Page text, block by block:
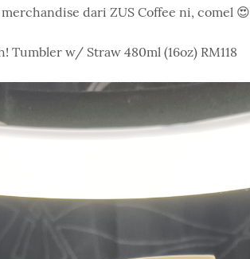
dari ZUS Coffee ni, comel 😍
Tumbler w/ Straw 480ml (16oz) RM118